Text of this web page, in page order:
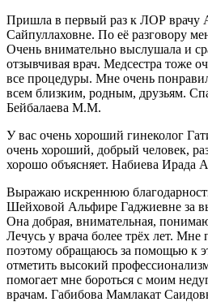
Пришла в первый раз к ЛОР врачу
Сайпуллаховне. По её разговору
Очень внимательно выслушала и
отзывчивая врач. Медсестра тоже
все процедуры. Мне очень
всем близким, родным, друзьям.
Бейбалаева М.М.
У вас очень хороший гинеколог
очень хороший, добрый человек,
хорошо объясняет. Набиева Ирада
Выражаю искреннюю
Шейховой Альфире Гаджиевне за
Она добрая, внимательная,
Лечусь у врача более трёх лет. Мне
поэтому обращаюсь за помощью к
отметить высокий
помогает мне бороться с моим
врачам. Габибова Мамлакат